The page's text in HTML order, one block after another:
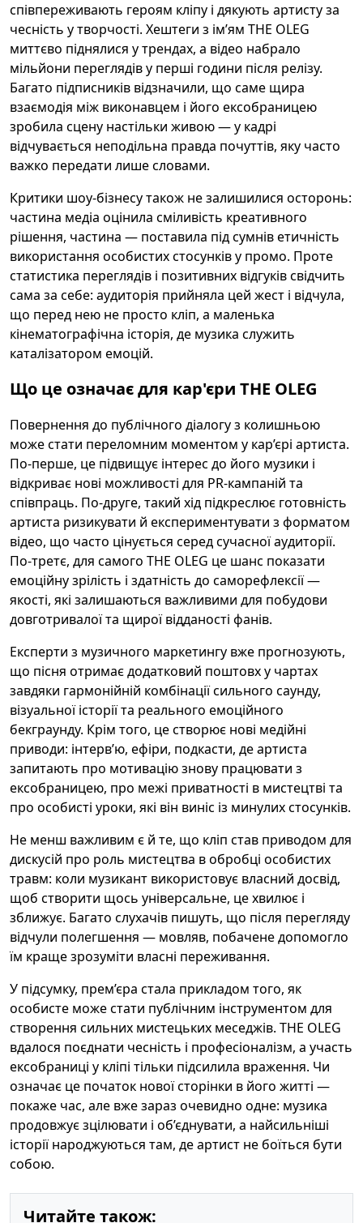
співпереживають героям кліпу і дякують артисту за
чесність у творчості. Хештеги з ім’ям THE OLEG
миттєво піднялися у трендах, а відео набрало
мільйони переглядів у перші години після релізу.
Багато підписників відзначили, що саме щира
взаємодія між виконавцем і його ексобраницею
зробила сцену настільки живою — у кадрі
відчувається неподільна правда почуттів, яку часто
важко передати лише словами.
Критики шоу-бізнесу також не залишилися осторонь:
частина медіа оцінила сміливість креативного
рішення, частина — поставила під сумнів етичність
використання особистих стосунків у промо. Проте
статистика переглядів і позитивних відгуків свідчить
сама за себе: аудиторія прийняла цей жест і відчула,
що перед нею не просто кліп, а маленька
кінематографічна історія, де музика служить
каталізатором емоцій.
Що це означає для кар'єри THE OLEG
Повернення до публічного діалогу з колишньою
може стати переломним моментом у кар’єрі артиста.
По-перше, це підвищує інтерес до його музики і
відкриває нові можливості для PR-кампаній та
співпраць. По-друге, такий хід підкреслює готовність
артиста ризикувати й експериментувати з форматом
відео, що часто цінується серед сучасної аудиторії.
По-третє, для самого THE OLEG це шанс показати
емоційну зрілість і здатність до саморефлексії —
якості, які залишаються важливими для побудови
довготривалої та щирої відданості фанів.
Експерти з музичного маркетингу вже прогнозують,
що пісня отримає додатковий поштовх у чартах
завдяки гармонійній комбінації сильного саунду,
візуальної історії та реального емоційного
бекграунду. Крім того, це створює нові медійні
приводи: інтерв’ю, ефіри, подкасти, де артиста
запитають про мотивацію знову працювати з
ексобраницею, про межі приватності в мистецтві та
про особисті уроки, які він виніс із минулих стосунків.
Не менш важливим є й те, що кліп став приводом для
дискусій про роль мистецтва в обробці особистих
травм: коли музикант використовує власний досвід,
щоб створити щось універсальне, це хвилює і
зближує. Багато слухачів пишуть, що після перегляду
відчули полегшення — мовляв, побачене допомогло
їм краще зрозуміти власні переживання.
У підсумку, прем’єра стала прикладом того, як
особисте може стати публічним інструментом для
створення сильних мистецьких меседжів. THE OLEG
вдалося поєднати чесність і професіоналізм, а участь
ексобраницi у кліпі тільки підсилила враження. Чи
означає це початок нової сторінки в його житті —
покаже час, але вже зараз очевидно одне: музика
продовжує зцілювати і об’єднувати, а найсильніші
історії народжуються там, де артист не боїться бути
собою.
Читайте також: